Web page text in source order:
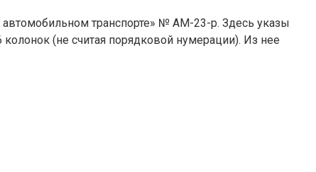
транспорте» № АМ-23-р. Здесь указы
(не считая порядковой нумерации). Из нее